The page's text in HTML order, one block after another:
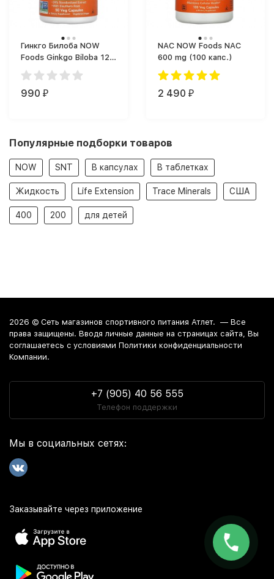
Гинкго Билоба NOW
Foods Ginkgo Biloba 120
мг (50 капс.)
990 ₽
NAC NOW Foods NAC
600 mg (100 капс.)
2 490 ₽
Популярные подборки товаров
NOW SNT В капсулах В таблетках
Жидкость Life Extension Trace Minerals США
400 200 для детей
2026 © Сеть магазинов спортивного питания Атлет. — Все
права защищены. Вводя личные данные на страницах сайта, Вы
соглашаетесь c условиями Политики конфиденциальности
Компании.
+7 (905) 40 56 555
Телефон поддержки
Мы в социальных сетях:
Заказывайте через приложение